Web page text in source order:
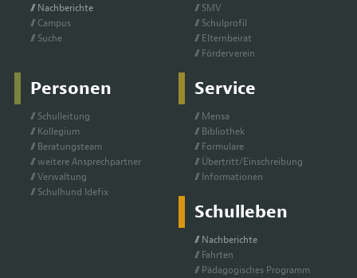
Nach­be­rich­te
Cam­pus
Su­che
SMV
Schul­pro­fil
El­tern­bei­rat
För­der­ver­ein
Personen
Schul­lei­tung
Kol­le­gi­um
Be­ra­tungs­team
wei­te­re An­sprech­part­ner
Ver­wal­tung
Schul­hund Ide­fix
Service
Men­sa
Bi­blio­thek
For­mu­la­re
Über­tritt/Ein­schrei­bung
In­for­ma­tio­nen
Schulleben
Nach­be­rich­te
Fahr­ten
Päd­ago­gi­sches Pro­gramm